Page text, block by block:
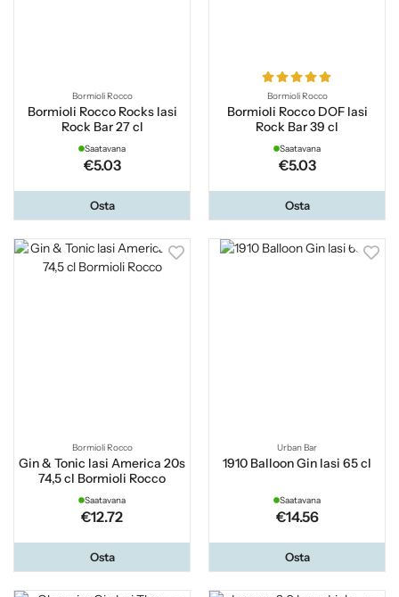
Bormioli Rocco
Bormioli Rocco Rocks lasi
Rock Bar 27 cl
Saatavana
€5.03
Osta
Bormioli Rocco
Bormioli Rocco DOF lasi
Rock Bar 39 cl
Saatavana
€5.03
Osta
Bormioli Rocco
Gin & Tonic lasi America 20s
74,5 cl Bormioli Rocco
Saatavana
€12.72
Osta
Urban Bar
1910 Balloon Gin lasi 65 cl
Saatavana
€14.56
Osta